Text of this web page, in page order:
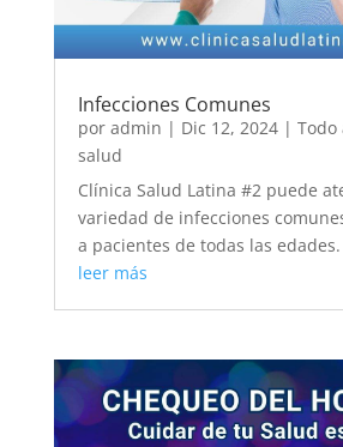
Infecciones Comunes
por admin | Dic 12, 2024| Todo
salud
Clínica Salud Latina #2 puede
variedad de infecciones
a pacientes de todas las
leer más